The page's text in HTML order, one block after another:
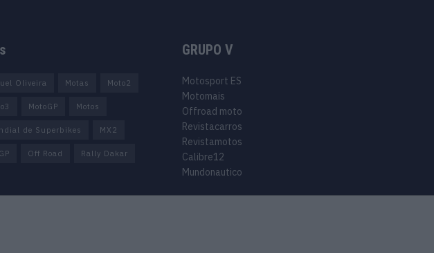
Oliveira Motas Moto2
MotoGP Motos
de Superbikes MX2
Off Road Rally Dakar
GRUPO V
Motosport ES
Motomais
Offroad moto
Revistacarros
Revistamotos
Calibre12
Mundonautico